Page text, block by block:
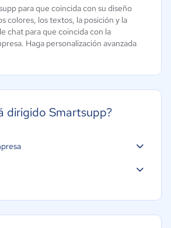
para que coincida con su diseño
colores, los textos, la posición y la
chat para que coincida con la
Haga personalización avanzada
dirigido Smartsupp?